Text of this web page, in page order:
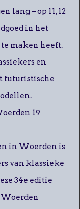
lang – op 11, 12
in het
te maken heeft.
en
futuristische
19
in Woerden is
van klassieke
34e editie